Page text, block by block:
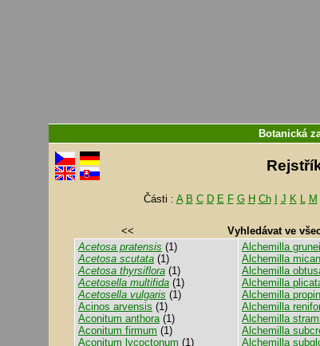
Botanická
Části : A B C D E F G H Ch J K L M
<< Vyhledávat ve
Acetosa pratensis (1)
Acetosa scutata (1)
Acetosa thyrsiflora (1)
Acetosella multifida (1)
Acetosella vulgaris (1)
Acinos arvensis (1)
Aconitum anthora(1)
Aconitum firmum (1)
Aconitum lycoctonum (1)
Alchemilla
Alchemilla
Alchemilla
Alchemilla
Alchemilla
Alchemilla
Alchemilla
Alchemilla
Alchemilla